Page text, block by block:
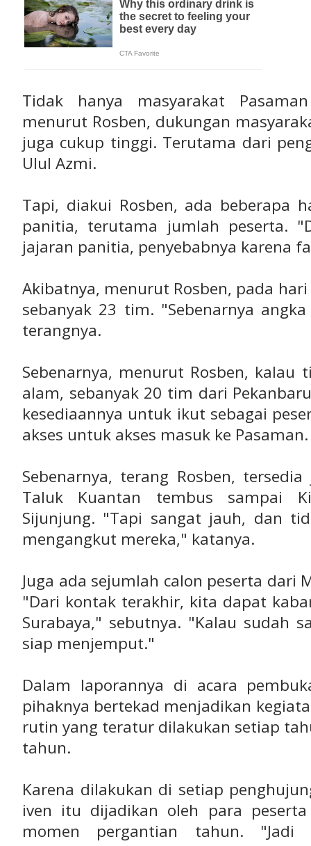
Tidak hanya masyarakat
menurut Rosben, dukungan
juga cukup tinggi. Terutama dari
Ulul Azmi.
Tapi, diakui Rosben, ada beberapa
panitia, terutama jumlah peserta.
jajaran panitia, penyebabnya karena
Akibatnya, menurut Rosben, pada
sebanyak 23 tim. "Sebenarnya
terangnya.
Sebenarnya, menurut Rosben, kalau
alam, sebanyak 20 tim dari
kesediaannya untuk ikut sebagai
akses untuk akses masuk ke Pasaman.
Sebenarnya, terang Rosben,
Taluk Kuantan tembus sampai
Sijunjung. "Tapi sangat jauh, dan
mengangkut mereka," katanya.
Juga ada sejumlah calon peserta dari
"Dari kontak terakhir, kita dapat
Surabaya," sebutnya. "Kalau sudah
siap menjemput."
Dalam laporannya di acara
pihaknya bertekad menjadikan
rutin yang teratur dilakukan setiap
tahun.
Karena dilakukan di setiap
iven itu dijadikan oleh para
momen pergantian tahun. "Jadi